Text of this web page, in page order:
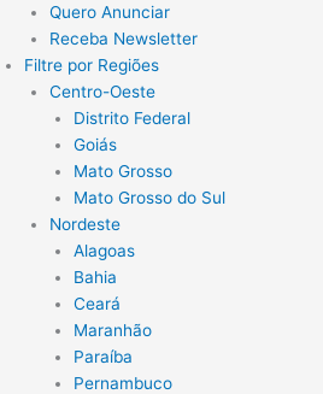
Quero Anunciar
Receba Newsletter
Filtre por Regiões
Centro-Oeste
Distrito Federal
Goiás
Mato Grosso
Mato Grosso do Sul
Nordeste
Alagoas
Bahia
Ceará
Maranhão
Paraíba
Pernambuco